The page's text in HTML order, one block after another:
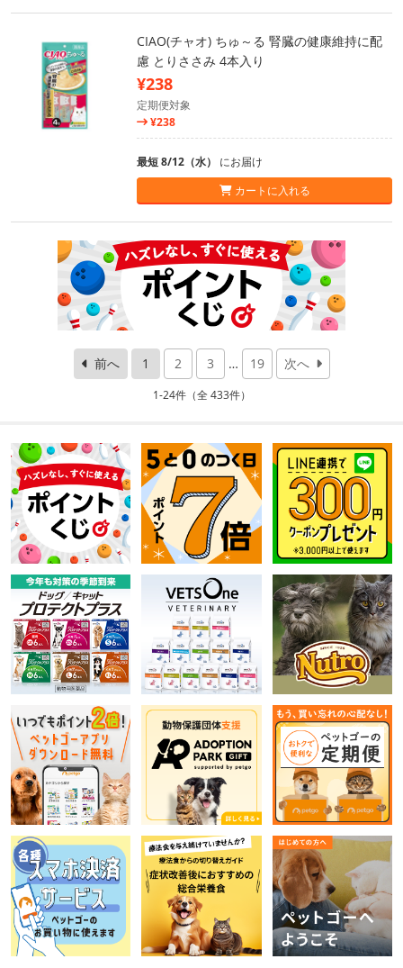
CIAO(チャオ) ちゅ～る 腎臓の健康維持に配
慮 とりささみ 4本入り
¥238
定期便対象
¥238
最短 8/12（水） にお届け
カートに入れる
前へ 1 2 3 … 19 次へ
1-24件（全 433件）